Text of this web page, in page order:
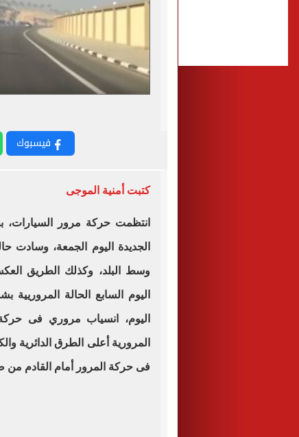
فيسبوك
كتبت أمنية الموجى
انتظمت حركة مرور السيارات،
الجديدة اليوم الجمعة، وسادت
وسط البلد، وكذلك الطريق
اليوم السابع الحالة
اليوم، انسياب مروري فى
المرورية أعلى الطرق الدائرية
فى حركة المرور أمام القادم من